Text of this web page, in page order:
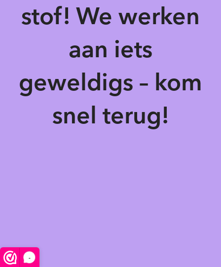
-
stof! We werken
aan iets
geweldigs – kom
snel terug!